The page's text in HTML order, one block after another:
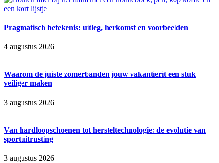
Pragmatisch betekenis: uitleg, herkomst en voorbeelden
4 augustus 2026
Waarom de juiste zomerbanden jouw vakantierit een stuk
veiliger maken
3 augustus 2026
Van hardloopschoenen tot hersteltechnologie: de evolutie van
sportuitrusting
3 augustus 2026